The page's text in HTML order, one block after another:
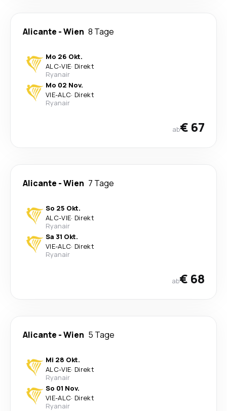
Alicante -Wien 8 Tage
Mo 26 Okt.
ALC-VIE· Direkt
Ryanair
Mo 02 Nov.
VIE-ALC· Direkt
Ryanair
ab€ 67
Alicante -Wien 7 Tage
So 25 Okt.
ALC-VIE· Direkt
Ryanair
Sa 31 Okt.
VIE-ALC· Direkt
Ryanair
ab€ 68
Alicante -Wien 5 Tage
Mi 28 Okt.
ALC-VIE· Direkt
Ryanair
So 01 Nov.
VIE-ALC· Direkt
Ryanair